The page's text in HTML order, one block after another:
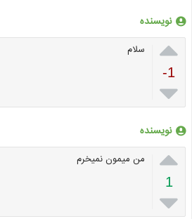
نویسنده

-1

سلام
نویسنده

1

من میمون نمیخرم